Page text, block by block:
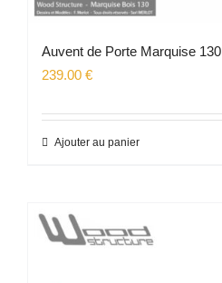
Auvent de Porte Marquise 130
239.00 €
Ajouter au panier